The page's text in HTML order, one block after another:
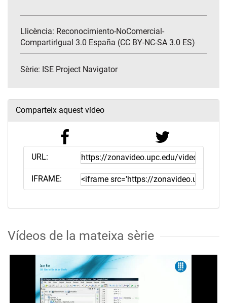
Llicència: Reconocimiento-NoComercial-
CompartirIgual 3.0 España (CC BY-NC-SA 3.0 ES)
Sèrie: ISE Project Navigator
Comparteix aquest vídeo
URL:
IFRAME:
Vídeos de la mateixa sèrie